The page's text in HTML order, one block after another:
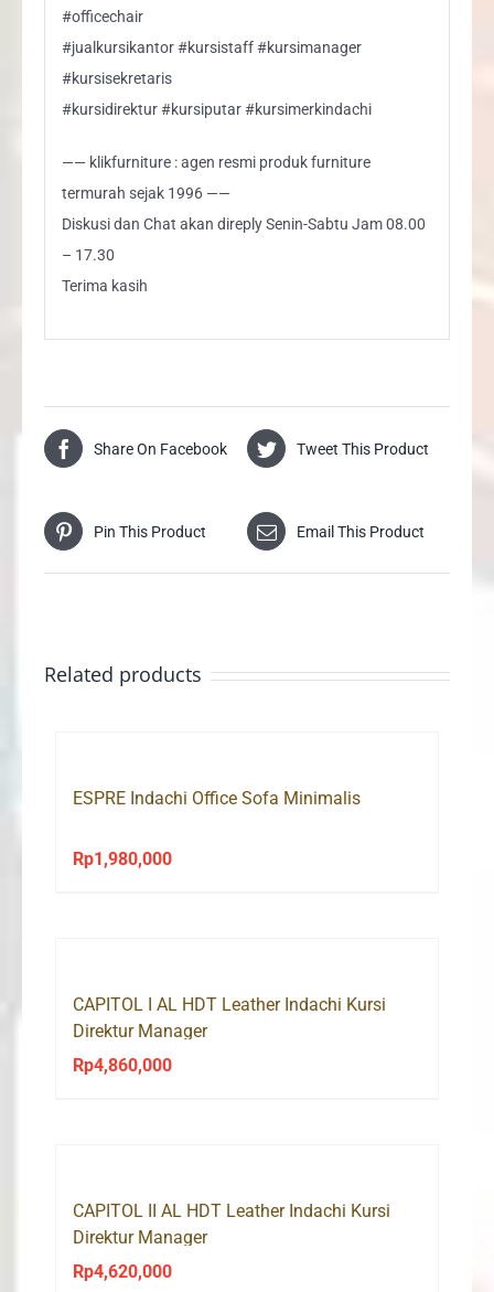
#officechair
#jualkursikantor #kursistaff #kursimanager
#kursisekretaris
#kursidirektur #kursiputar #kursimerkindachi
—— klikfurniture : agen resmi produk furniture
termurah sejak 1996 ——
Diskusi dan Chat akan direply Senin-Sabtu Jam 08.00
– 17.30
Terima kasih
Share On Facebook Tweet This Product
Pin This Product Email This Product
Related products
ESPRE Indachi Office Sofa Minimalis
Rp1,980,000
CAPITOL I AL HDT Leather Indachi Kursi
Direktur Manager
Rp4,860,000
CAPITOL II AL HDT Leather Indachi Kursi
Direktur Manager
Rp4,620,000